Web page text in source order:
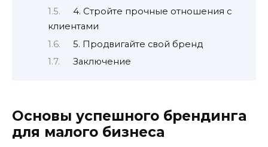
4. Стройте прочные отношения с
клиентами
5. Продвигайте свой бренд
Заключение
Основы успешного брендинга
для малого бизнеса